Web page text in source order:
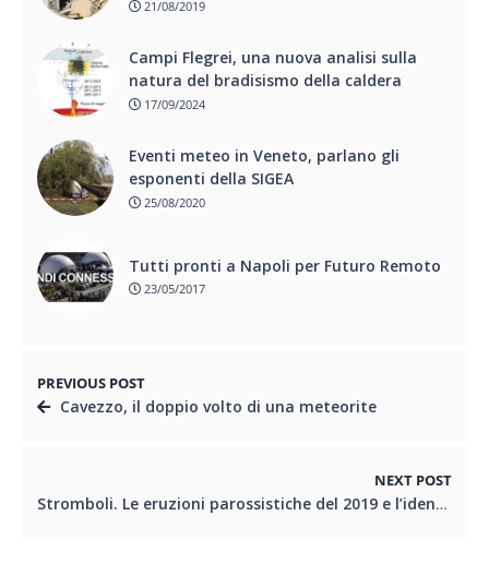
21/08/2019
Campi Flegrei, una nuova analisi sulla
natura del bradisismo della caldera
17/09/2024
Eventi meteo in Veneto, parlano gli
esponenti della SIGEA
25/08/2020
Tutti pronti a Napoli per Futuro Remoto
23/05/2017
PREVIOUS POST
Cavezzo, il doppio volto di una meteorite
NEXT POST
Stromboli. Le eruzioni parossistiche del 2019 e l’identificazione di possibili segnali precursori